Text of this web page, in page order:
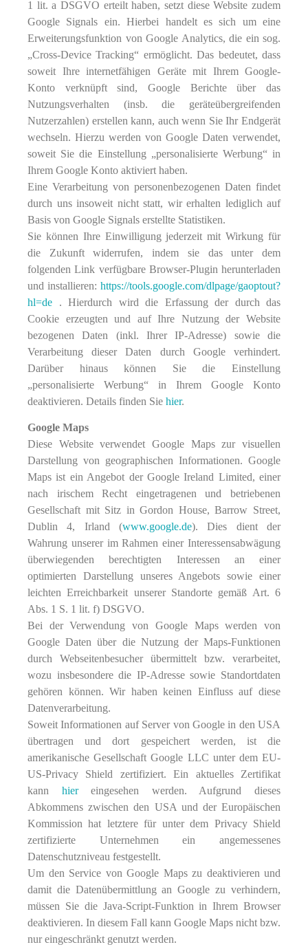
1 lit. a DSGVO erteilt haben, setzt diese Website zudem
Google Signals ein. Hierbei handelt es sich um eine
Erweiterungsfunktion von Google Analytics, die ein sog.
„Cross-Device Tracking“ ermöglicht. Das bedeutet, dass
soweit Ihre internetfähigen Geräte mit Ihrem Google-
Konto verknüpft sind, Google Berichte über das
Nutzungsverhalten (insb. die geräteübergreifenden
Nutzerzahlen) erstellen kann, auch wenn Sie Ihr Endgerät
wechseln. Hierzu werden von Google Daten verwendet,
soweit Sie die Einstellung „personalisierte Werbung“ in
Ihrem Google Konto aktiviert haben.
Eine Verarbeitung von personenbezogenen Daten findet
durch uns insoweit nicht statt, wir erhalten lediglich auf
Basis von Google Signals erstellte Statistiken.
Sie können Ihre Einwilligung jederzeit mit Wirkung für
die Zukunft widerrufen, indem sie das unter dem
folgenden Link verfügbare Browser-Plugin herunterladen
und installieren: https://tools.google.com/dlpage/gaoptout?
hl=de . Hierdurch wird die Erfassung der durch das
Cookie erzeugten und auf Ihre Nutzung der Website
bezogenen Daten (inkl. Ihrer IP-Adresse) sowie die
Verarbeitung dieser Daten durch Google verhindert.
Darüber hinaus können Sie die Einstellung
„personalisierte Werbung“ in Ihrem Google Konto
deaktivieren. Details finden Sie hier.
Google Maps
Diese Website verwendet Google Maps zur visuellen
Darstellung von geographischen Informationen. Google
Maps ist ein Angebot der Google Ireland Limited, einer
nach irischem Recht eingetragenen und betriebenen
Gesellschaft mit Sitz in Gordon House, Barrow Street,
Dublin 4, Irland (www.google.de). Dies dient der
Wahrung unserer im Rahmen einer Interessensabwägung
überwiegenden berechtigten Interessen an einer
optimierten Darstellung unseres Angebots sowie einer
leichten Erreichbarkeit unserer Standorte gemäß Art. 6
Abs. 1 S. 1 lit. f) DSGVO.
Bei der Verwendung von Google Maps werden von
Google Daten über die Nutzung der Maps-Funktionen
durch Webseitenbesucher übermittelt bzw. verarbeitet,
wozu insbesondere die IP-Adresse sowie Standortdaten
gehören können. Wir haben keinen Einfluss auf diese
Datenverarbeitung.
Soweit Informationen auf Server von Google in den USA
übertragen und dort gespeichert werden, ist die
amerikanische Gesellschaft Google LLC unter dem EU-
US-Privacy Shield zertifiziert. Ein aktuelles Zertifikat
kann hiereingesehen werden. Aufgrund dieses
Abkommens zwischen den USA und der Europäischen
Kommission hat letztere für unter dem Privacy Shield
zertifizierte Unternehmen ein angemessenes
Datenschutzniveau festgestellt.
Um den Service von Google Maps zu deaktivieren und
damit die Datenübermittlung an Google zu verhindern,
müssen Sie die Java-Script-Funktion in Ihrem Browser
deaktivieren. In diesem Fall kann Google Maps nicht bzw.
nur eingeschränkt genutzt werden.